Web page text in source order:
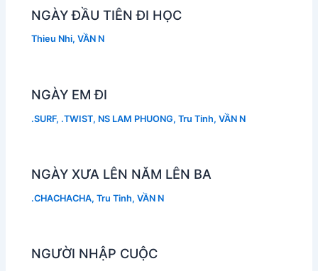
NGÀY ĐẦU TIÊN ĐI HỌC
Thieu Nhi,VẦN N
NGÀY EM ĐI
.SURF, .TWIST, NS LAM PHUONG,Tru Tinh,VẦN N
NGÀY XƯA LÊN NĂM LÊN BA
.CHACHACHA,Tru Tinh,VẦN N
NGƯỜI NHẬP CUỘC